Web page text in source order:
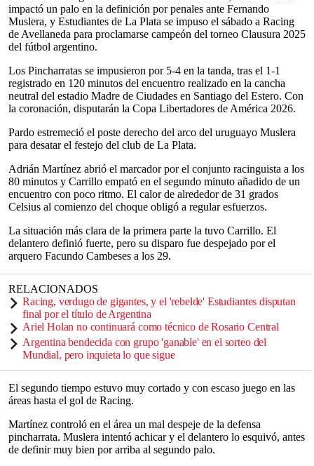
impactó un palo en la definición por penales ante Fernando
Muslera, y Estudiantes de La Plata se impuso el sábado a Racing
de Avellaneda para proclamarse campeón del torneo Clausura 2025
del fútbol argentino.
Los Pincharratas se impusieron por 5-4 en la tanda, tras el 1-1
registrado en 120 minutos del encuentro realizado en la cancha
neutral del estadio Madre de Ciudades en Santiago del Estero. Con
la coronación, disputarán la Copa Libertadores de América 2026.
Pardo estremeció el poste derecho del arco del uruguayo Muslera
para desatar el festejo del club de La Plata.
Adrián Martínez abrió el marcador por el conjunto racinguista a los
80 minutos y Carrillo empató en el segundo minuto añadido de un
encuentro con poco ritmo. El calor de alrededor de 31 grados
Celsius al comienzo del choque obligó a regular esfuerzos.
La situación más clara de la primera parte la tuvo Carrillo. El
delantero definió fuerte, pero su disparo fue despejado por el
arquero Facundo Cambeses a los 29.
RELACIONADOS
Racing, verdugo de gigantes, y el 'rebelde' Estudiantes disputan
final por el título de Argentina
Ariel Holan no continuará como técnico de Rosario Central
Argentina bendecida con grupo 'ganable' en el sorteo del
Mundial, pero inquieta lo que sigue
El segundo tiempo estuvo muy cortado y con escaso juego en las
áreas hasta el gol de Racing.
Martínez controló en el área un mal despeje de la defensa
pincharrata. Muslera intentó achicar y el delantero lo esquivó, antes
de definir muy bien por arriba al segundo palo.